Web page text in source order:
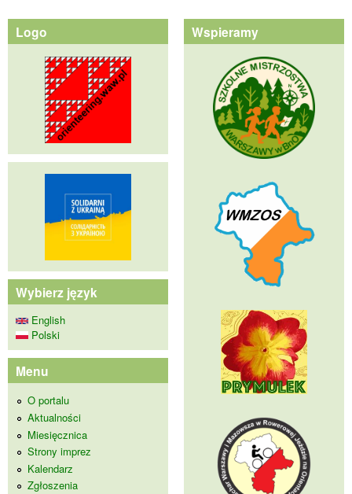
Logo
Wybierz język
English
Polski
Menu
O portalu
Aktualności
Miesięcznica
Strony imprez
Kalendarz
Zgłoszenia
Wspieramy